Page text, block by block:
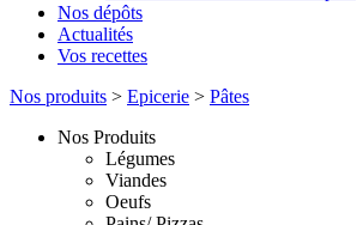
Nos dépôts
Actualités
Vos recettes
Nos produits > Epicerie > Pâtes
Nos Produits
Légumes
Viandes
Oeufs